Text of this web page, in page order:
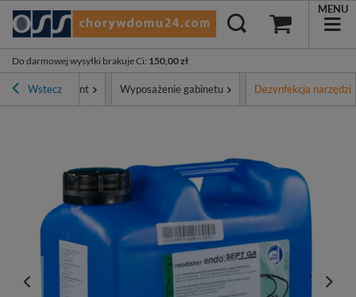
Do darmowej wysyłki brakuje Ci: 150,00 zł
MENU
Wstecz
Asortyment Wyposażenie gabinetu Dezynfekcja narzędzi